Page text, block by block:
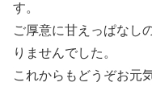
す。
ご厚意に甘えっぱなし
りませんでした。
これからもどうぞお元